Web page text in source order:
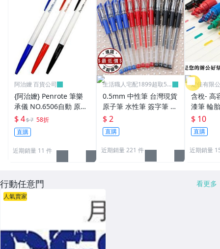
阿治嬤 百貨公司
{阿治嬤} Penrote 筆樂
承儀 NO.6506自動 原子
筆 贈品筆 廣告筆 0.5m
m
$ 4$ 7 58折
直購
近期銷量 11 件
生活職人宅配1899超取59
0.5mm 中性筆 台灣現貨
原子筆 水性筆 簽字筆 原
珠筆 鋼珠筆 批發 文具
學生 辦公用品 生活職人
【B072】
$ 2
直購
近期銷量 221 件
定佳有限
含稅- 高
漆筆 輪
補漆 12
$ 10
直購
近期銷量
行動任意門 看更多
人氣賣家